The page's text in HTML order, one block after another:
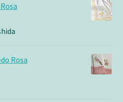
Rosa